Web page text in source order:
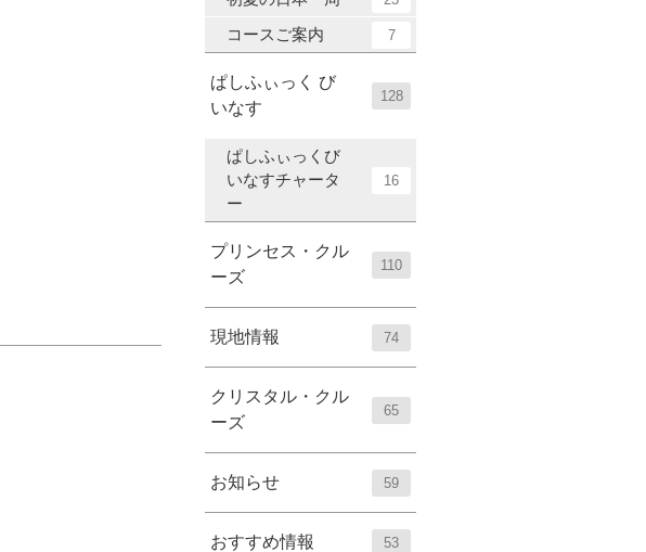
コースご案内 7
ぱしふぃっく び
いなす
128
ぱしふぃっくび
いなすチャータ
ー
16
プリンセス・クル
ーズ
110
現地情報 74
クリスタル・クル
ーズ
65
お知らせ 59
おすすめ情報 53